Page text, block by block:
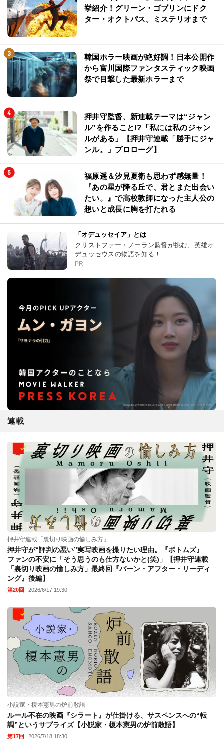
挙紹介！グリーン・ゴブリンにドク
ター・オクトパス、ミステリオまで
韓国ホラー映画が絶好調！日本公開作
から富川国際ファンタスティック映画
祭で目撃した最新ホラーまで
押井守監督、新連載テーマは“ジャン
ル”を作ること!?「私には私のジャン
ルがある」【押井守連載「勝手にジャ
ンル。」プロローグ】
福原遥＆汐見夏衛も思わず感無量！
『あの星が降る丘で、君とまた出会い
たい。』で高校教師になった主人公の
想いと成長に胸を打たれる
「オデュッセイア」とは
クリストファー・ノーラン監督が挑む、英雄オ
デュッセウスの物語を知る！
PR
連載
押井守連載「裏切り映画の愉しみ方」
押井守が“評判の悪い”実写映画を撮りたい理由。『ボトムズ』
ファンの不安に「そう思うのも仕方ないかと(笑)」【押井守連載
「裏切り映画の愉しみ方」最終回『バーン・アフター・リーディ
ング』後編】
第20回 2026/6/17 19:30
小説家・榎本憲男の炉前散語
ルール不在の映画『シラート』が仕掛ける、サスペンスへの“転
調”というサプライズ【小説家・榎本憲男の炉前散語】
第17回 2026/7/18 18:30